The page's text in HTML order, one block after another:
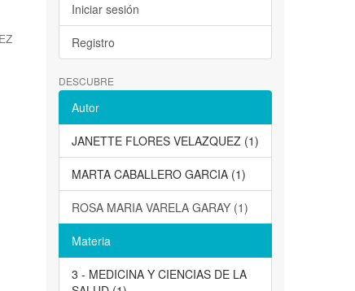
Iniciar sesión
Registro
DESCUBRE
Autor
JANETTE FLORES VELAZQUEZ (1)
MARTA CABALLERO GARCIA (1)
ROSA MARIA VARELA GARAY (1)
Materia
3 - MEDICINA Y CIENCIAS DE LA